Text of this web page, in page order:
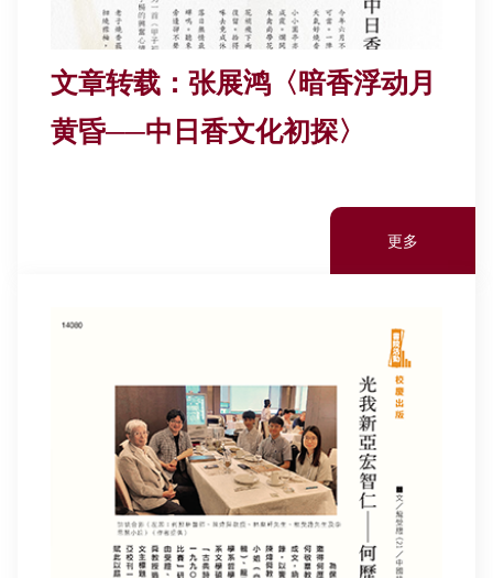
文章转载：张展鸿〈暗香浮动月
黄昏──中日香文化初探〉
更多